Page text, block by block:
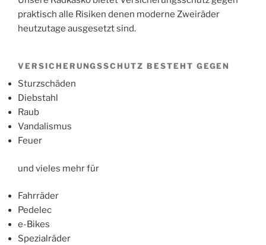
praktisch alle Risiken denen moderne Zweiräder
heutzutage ausgesetzt sind.
VERSICHERUNGSSCHUTZ BESTEHT GEGEN
Sturzschäden
Diebstahl
Raub
Vandalismus
Feuer
und vieles mehr für
Fahrräder
Pedelec
e-Bikes
Spezialräder